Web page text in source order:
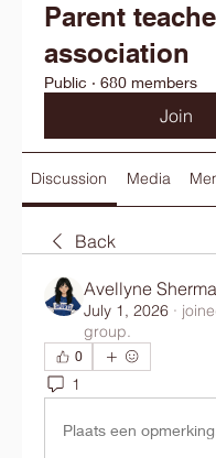
Parent
association
Public · 680 members
Join
Discussion Media
Back
Avellyne
July 1, 2026 ·
group.
0
1
Plaats een